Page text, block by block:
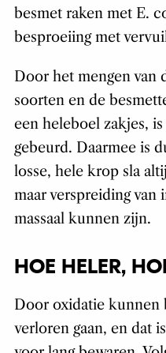
besmet raken met E.
besproeiing met
Door het mengen van
soorten en de
een heleboel zakjes,
gebeurd. Daarmee is
losse, hele krop sla
maar verspreiding van
massaal kunnen zijn.
HOE HELER,
Door oxidatie kunnen
verloren gaan, en dat